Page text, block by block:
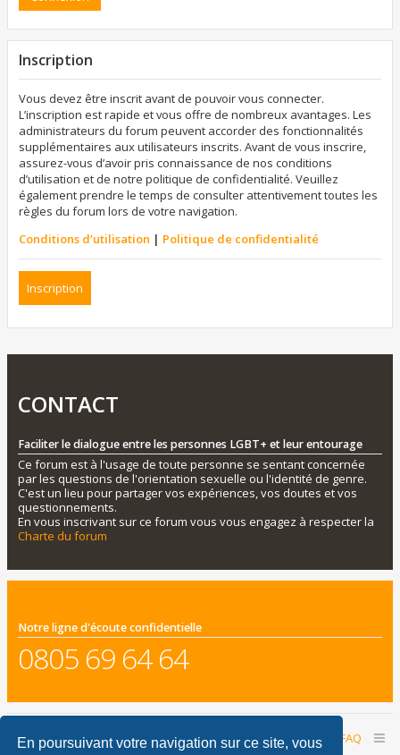
En poursuivant votre navigation sur ce site, vous
Inscription
Vous devez être inscrit avant de pouvoir vous connecter.
L’inscription est rapide et vous offre de nombreux avantages. Les
administrateurs du forum peuvent accorder des fonctionnalités
supplémentaires aux utilisateurs inscrits. Avant de vous inscrire,
assurez-vous d’avoir pris connaissance de nos conditions
d’utilisation et de notre politique de confidentialité. Veuillez
également prendre le temps de consulter attentivement toutes les
règles du forum lors de votre navigation.
Conditions d’utilisation | Politique de confidentialité
Inscription
CONTACT
Faciliter le dialogue entre les personnes LGBT+ et leur entourage
Ce forum est à l'usage de toute personne se sentant concernée
par les questions de l'orientation sexuelle ou l'identité de genre.
C'est un lieu pour partager vos expériences, vos doutes et vos
questionnements.
En vous inscrivant sur ce forum vous vous engagez à respecter la
Charte du forum
Notre ligne d'écoute confidentielle
0805 69 64 64
Accueil du forum FAQ
Nous contacter